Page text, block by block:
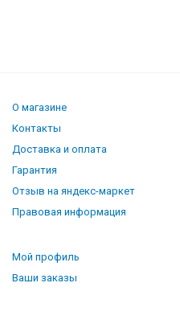
О магазине
Контакты
Доставка и оплата
Гарантия
Отзыв на яндекс-маркет
Правовая информация
Мой профиль
Ваши заказы